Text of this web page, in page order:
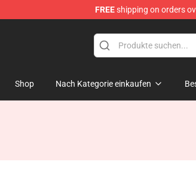
FREEshipping on orders
Shop Nach Kategorie einkaufen